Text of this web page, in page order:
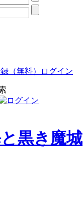
（無料） ログイン
黒き魔城